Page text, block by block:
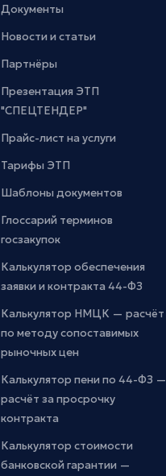
Документы
Новости и статьи
Партнёры
Презентация ЭТП
"СПЕЦТЕНДЕР"
Прайс-лист на услуги
Тарифы ЭТП
Шаблоны документов
Глоссарий терминов
госзакупок
Калькулятор обеспечения
заявки и контракта 44-ФЗ
Калькулятор НМЦК — расчёт
по методу сопоставимых
рыночных цен
Калькулятор пени по 44-ФЗ —
расчёт за просрочку
контракта
Калькулятор стоимости
банковской гарантии —